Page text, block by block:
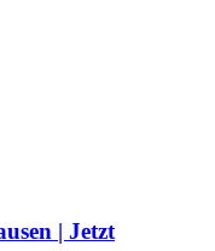
| Jetzt